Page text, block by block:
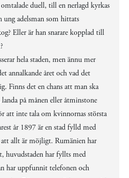
duell, till en nerlagd kyrkas
adelsman som hittats
Eller är han snarare kopplad till
hela staden, men ännu mer
annalkande året och vad det
Finns det en chans att man ska
på månen eller åtminstone
att inte tala om kvinnornas största
år 1897 är en stad fylld med
allt är möjligt. Rumänien har
huvudstaden har fyllts med
har uppfunnit telefonen och